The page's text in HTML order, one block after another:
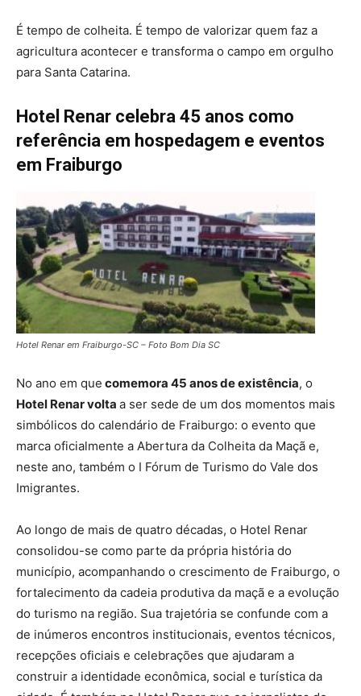
É tempo de colheita. É tempo de valorizar quem faz a
agricultura acontecer e transforma o campo em orgulho
para Santa Catarina.
Hotel Renar celebra 45 anos como
referência em hospedagem e eventos
em Fraiburgo
Hotel Renar em Fraiburgo-SC – Foto Bom Dia SC
No ano em que comemora 45 anos de existência, o
Hotel Renar volta a ser sede de um dos momentos mais
simbólicos do calendário de Fraiburgo: o evento que
marca oficialmente a Abertura da Colheita da Maçã e,
neste ano, também o I Fórum de Turismo do Vale dos
Imigrantes.
Ao longo de mais de quatro décadas, o Hotel Renar
consolidou-se como parte da própria história do
município, acompanhando o crescimento de Fraiburgo, o
fortalecimento da cadeia produtiva da maçã e a evolução
do turismo na região. Sua trajetória se confunde com a
de inúmeros encontros institucionais, eventos técnicos,
recepções oficiais e celebrações que ajudaram a
construir a identidade econômica, social e turística da